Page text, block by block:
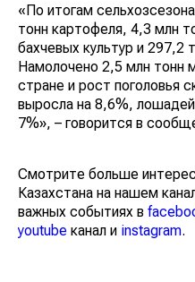
«По итогам
тонн картофеля, 4,3 млн
бахчевых культур и 297,2
Намолочено 2,5 млн тонн
стране и рост поголовья
выросла на 8,6%,
7%», – говорится в
Смотрите больше
Казахстана на нашем
важных событиях в
youtube канал и instagram.